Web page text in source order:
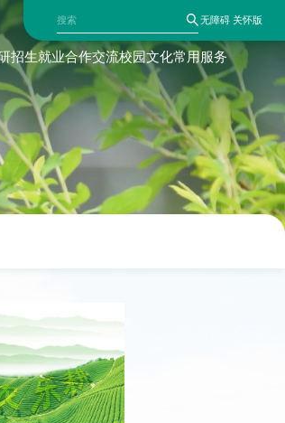
无障碍 关怀版
招生就业合作交流校园文化常用服务